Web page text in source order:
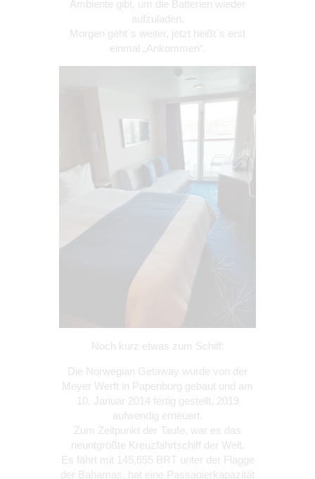
Ambiente gibt, um die Batterien wieder
aufzuladen.
Morgen geht`s weiter, jetzt heißt`s erst
einmal „Ankommen“.
Noch kurz etwas zum Schiff:
Die Norwegian Getaway wurde von der
Meyer Werft in Papenburg gebaut und am
10. Januar 2014 fertig gestellt, 2019
aufwendig erneuert.
Zum Zeitpunkt der Taufe, war es das
neuntgrößte Kreuzfahrtschiff der Welt.
Es fährt mit 145,655 BRT unter der Flagge
der Bahamas, hat eine Passagierkapazität